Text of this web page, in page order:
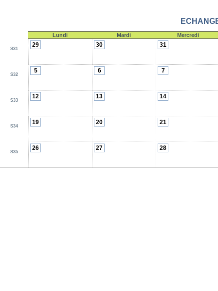
Lundi Mardi Mercredi
S31
29 30 31
S32
5 6 7
S33
12 13 14
S34
19 20 21
S35
26 27 28